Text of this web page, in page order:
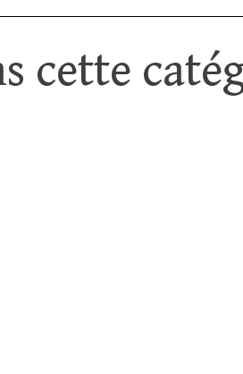
cette